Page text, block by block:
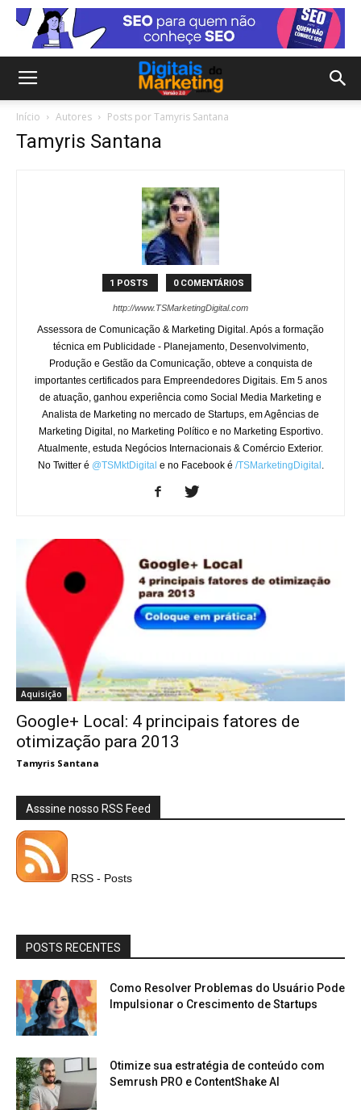
Início Autores Posts por Tamyris Santana
Tamyris Santana
1 POSTS 0 COMENTÁRIOS
http://www.TSMarketingDigital.com
Assessora de Comunicação & Marketing Digital. Após a formação
técnica em Publicidade - Planejamento, Desenvolvimento,
Produção e Gestão da Comunicação, obteve a conquista de
importantes certificados para Empreendedores Digitais. Em 5 anos
de atuação, ganhou experiência como Social Media Marketing e
Analista de Marketing no mercado de Startups, em Agências de
Marketing Digital, no Marketing Político e no Marketing Esportivo.
Atualmente, estuda Negócios Internacionais & Comércio Exterior.
No Twitter é @TSMktDigital e no Facebook é /TSMarketingDigital .
Aquisição
Google+ Local: 4 principais fatores de
otimização para 2013
Tamyris Santana
Asssine nosso RSS Feed
RSS - Posts
POSTS RECENTES
Como Resolver Problemas do Usuário Pode
Impulsionar o Crescimento de Startups
Otimize sua estratégia de conteúdo com
Semrush PRO e ContentShake AI